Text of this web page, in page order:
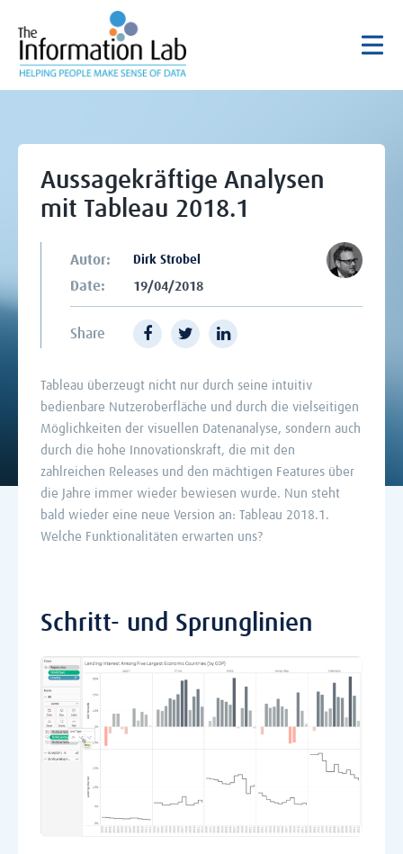
Aussagekräftige Analysen
mit Tableau 2018.1
Autor: Dirk Strobel
Date: 19/04/2018
Share
Tableau überzeugt nicht nur durch seine intuitiv
bedienbare Nutzeroberfläche und durch die vielseitigen
Möglichkeiten der visuellen Datenanalyse, sondern auch
durch die hohe Innovationskraft, die mit den
zahlreichen Releases und den mächtigen Features über
die Jahre immer wieder bewiesen wurde. Nun steht
bald wieder eine neue Version an: Tableau 2018.1.
Welche Funktionalitäten erwarten uns?
Schritt- und Sprunglinien